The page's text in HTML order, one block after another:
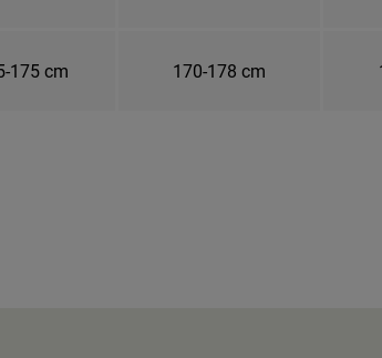
175 cm 170-178 cm